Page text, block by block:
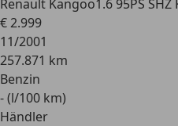
Renault Kangoo1.6 95PS
€ 2.999
11/2001
257.871 km
Benzin
- (l/100 km)
Händler